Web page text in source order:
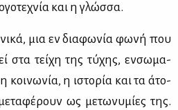
και η γλώσ­σα.
μια εν δια­φω­νία φω­νή που
στα τεί­χη της τύ­χης, εν­σω­μα­
κοι­νω­νία, η ιστο­ρία και τα άτο­
ως με­τω­νυ­μί­ες της.